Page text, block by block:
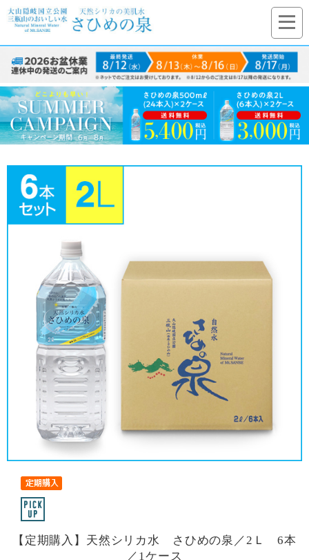
カートをみる
【定期購入】天然シリカ水 さひめの泉／2Ｌ 6本
／1ケース